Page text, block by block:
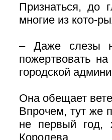
Признаться, до
многие из кото-
– Даже слезы
пожертвовать
городской
Она обещает
Впрочем, тут же
не первый год,
Королева.